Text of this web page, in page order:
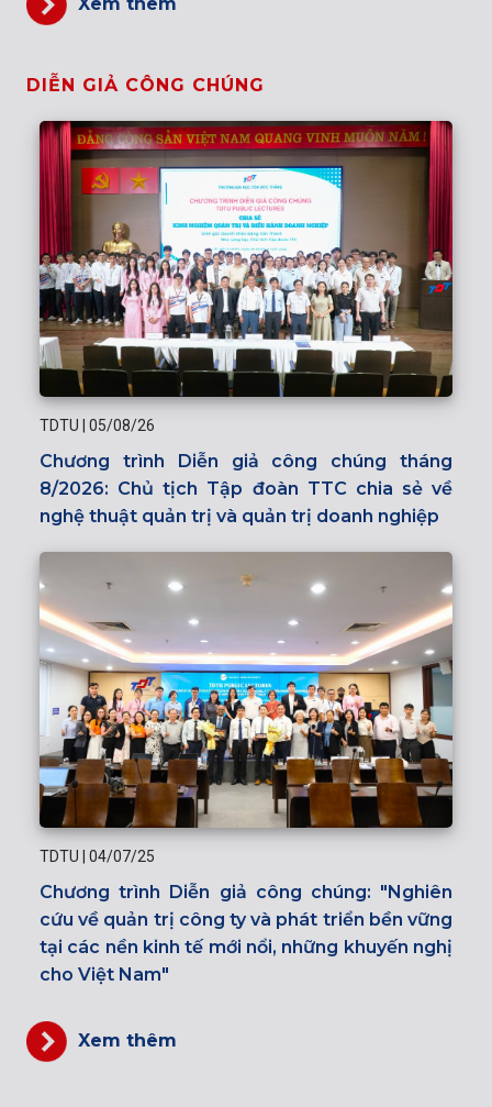
DIỄN GIẢ CÔNG CHÚNG
TDTU 05/08/26
Chương trình Diễn giả công chúng tháng
8/2026: Chủ tịch Tập đoàn TTC chia sẻ về
nghệ thuật quản trị và quản trị doanh nghiệp
TDTU 04/07/25
Chương trình Diễn giả công chúng: "Nghiên
cứu về quản trị công ty và phát triển bền vững
tại các nền kinh tế mới nổi, những khuyến nghị
cho Việt Nam"
Xem thêm